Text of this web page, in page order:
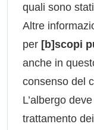
quali sono
Altre
per [b]scopi
anche in
consenso del
L’albergo
trattamento